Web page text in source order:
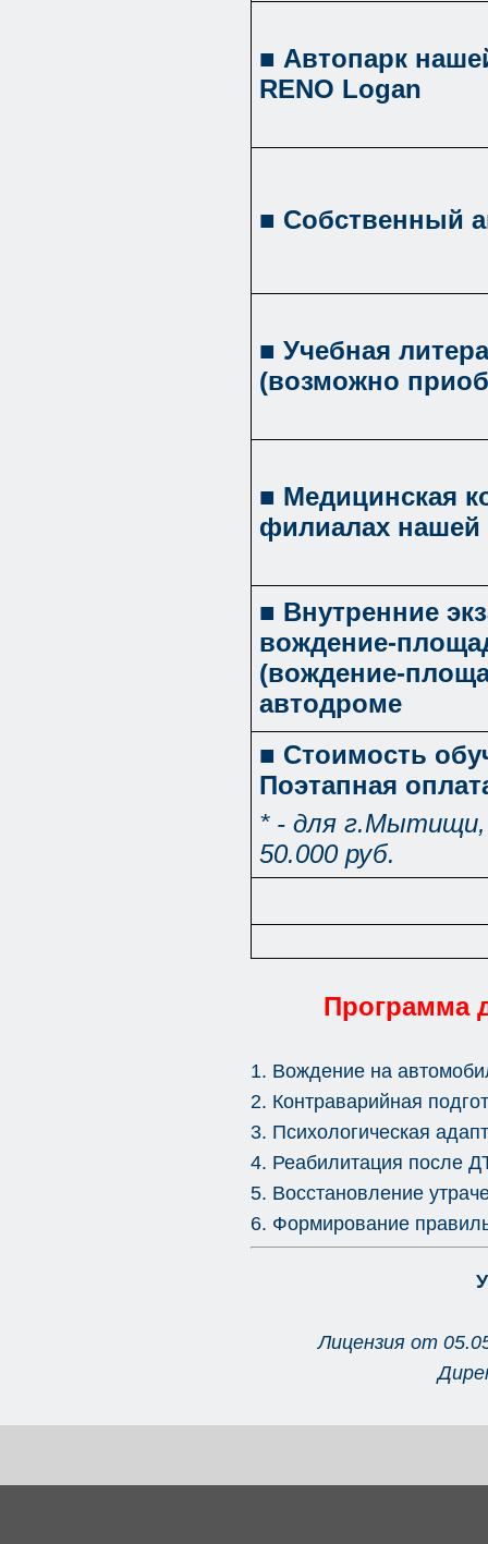
■ Автопарк
RENO Logan
■ Собственный
■ Учебная
(возможно
■ Медицинская
филиалах
■ Внутренние
вождение-
(вождение-
автодроме
■ Стоимость
Поэтапная
* - для г.Мытищи,
50.000 руб.
Программа
1. Вождение на
2. Контраварийная
3. Психологическая
4. Реабилитация после
5. Восстановление
6. Формирование
Лицензия от